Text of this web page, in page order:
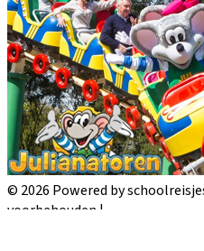
© 2026 Powered by
voorbehouden |